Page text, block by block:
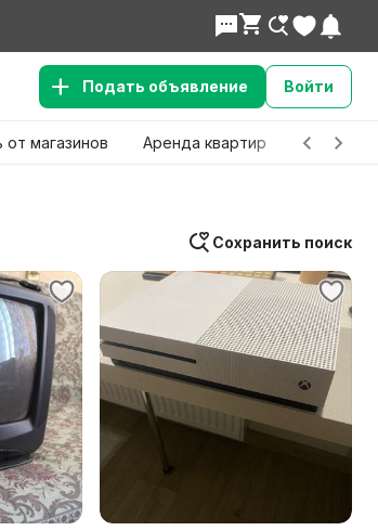
Подать объявление Войти
магазинов Аренда квартир Детские
Сохранить поиск